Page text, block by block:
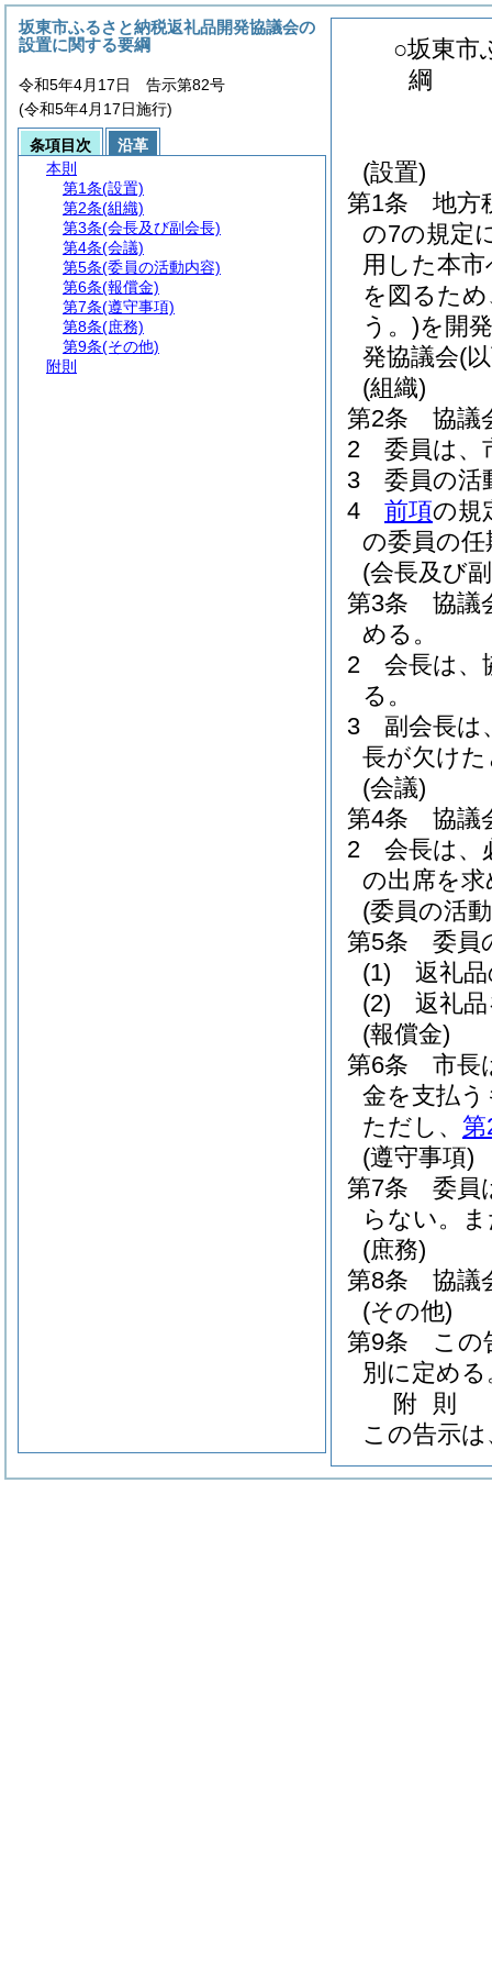
○坂東市
綱
(設置)
第1条
地方
の7の規定
用した本
を図るた
う。)を開
発協議会(
(組織)
第2条
協議
2
委員は、
3
委員の活
4
前項の規
の委員の
(会長及び
第3条
協議
める。
2
会長は、
る。
3
副会長は
長が欠け
(会議)
第4条
協議
2
会長は、
の出席を
(委員の活
第5条
委員
(1)
返礼
(2)
返礼
(報償金)
第6条
市長
金を支払
ただし、 第
(遵守事項)
第7条
委員
らない。
(庶務)
第8条
協議
(その他)
第9条
この
別に定める
附 則
この告示
坂東市ふるさと納税返礼品開発協議会の
設置に関する要綱
令和5年4月17日 告示第82号
(令和5年4月17日施行)
条項目次
沿革
本則
第1条(設置)
第2条(組織)
第3条(会長及び副会長)
第4条(会議)
第5条(委員の活動内容)
第6条(報償金)
第7条(遵守事項)
第8条(庶務)
第9条(その他)
附則